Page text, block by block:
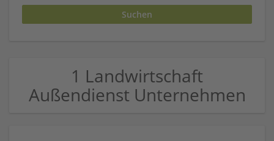
1 Landwirtschaft
Außendienst Unternehmen